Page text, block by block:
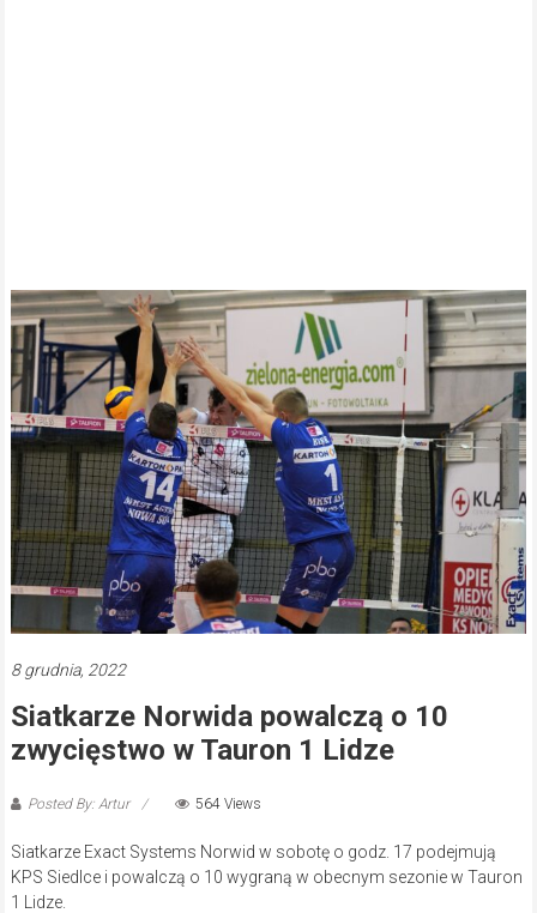
8 grudnia, 2022
Siatkarze Norwida powalczą o 10
zwycięstwo w Tauron 1 Lidze
Posted By: Artur 564 Views
Siatkarze Exact Systems Norwid w sobotę o godz. 17 podejmują
KPS Siedlce i powalczą o 10 wygraną w obecnym sezonie w Tauron
1 Lidze.